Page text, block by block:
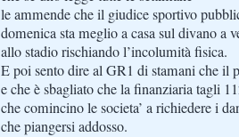
le ammende che il giudice sportivo
domenica sta meglio a casa sul divano a
allo stadio rischiando l’incolumità fisica.
E poi sento dire al GR1 di stamani che il
e che è sbagliato che la finanziaria tagli
che comincino le societa’ a richiedere i
che piangersi addosso.